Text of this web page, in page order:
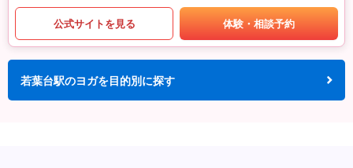
公式サイトを見る 体験・相談予約
若葉台駅のヨガを目的別に探す